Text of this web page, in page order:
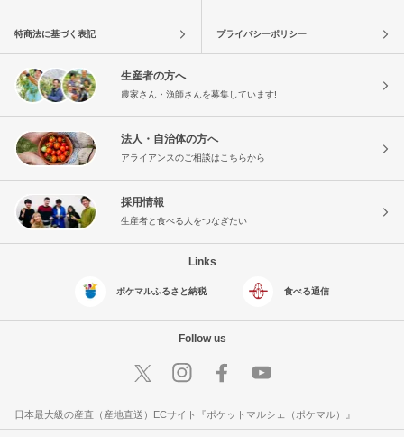
特商法に基づく表記 プライバシーポリシー
生産者の方へ
農家さん・漁師さんを募集しています!
法人・自治体の方へ
アライアンスのご相談はこちらから
採用情報
生産者と食べる人をつなぎたい
Links
ポケマルふるさと納税 食べる通信
Follow us
日本最大級の産直（産地直送）ECサイト『ポケットマルシェ（ポケマル）』